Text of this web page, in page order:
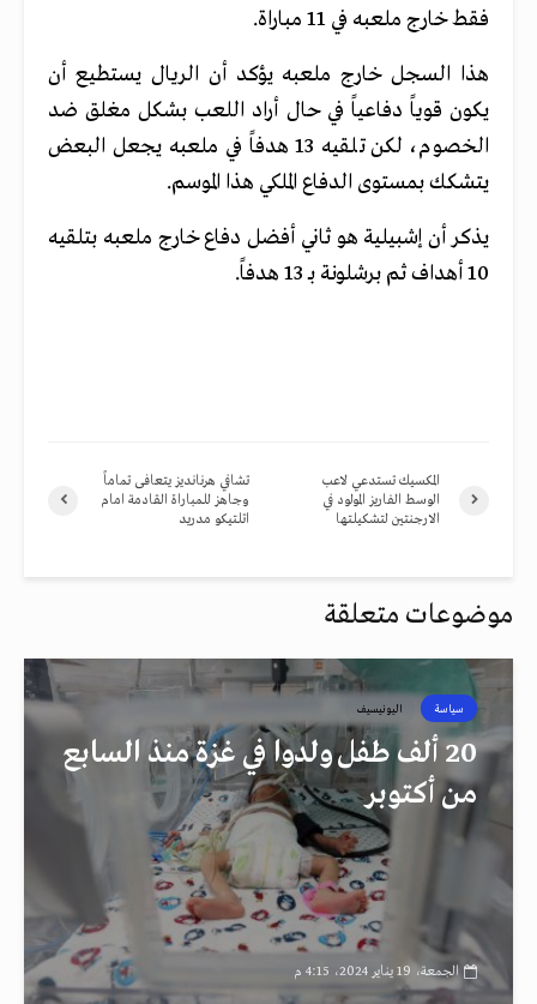
فقط خارج ملعبه في 11 مباراة.
هذا السجل خارج ملعبه يؤكد أن الريال يستطيع أن
يكون قوياً دفاعياً في حال أراد اللعب بشكل مغلق ضد
الخصوم، لكن تلقيه 13 هدفاً في ملعبه يجعل البعض
يتشكك بمستوى الدفاع الملكي هذا الموسم.
يذكر أن إشبيلية هو ثاني أفضل دفاع خارج ملعبه بتلقيه
10 أهداف ثم برشلونة بـ 13 هدفاً.
تشافي هرنانديز يتعافى تماماً
وجاهز للمباراة القادمة امام
اتلتيكو مدريد
المكسيك تستدعي لاعب
الوسط الفاريز المولود في
الارجنتين لتشكيلتها
موضوعات متعلقة
سياسة اليونيسيف
20 ألف طفل ولدوا في غزة منذ السابع
من أكتوبر
الجمعة، 19 يناير 2024، 4:15 م